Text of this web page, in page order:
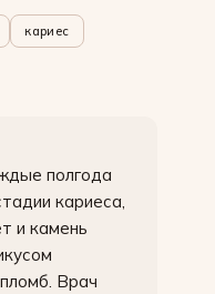
кариес
полгода
кариеса,
и камень
Врач